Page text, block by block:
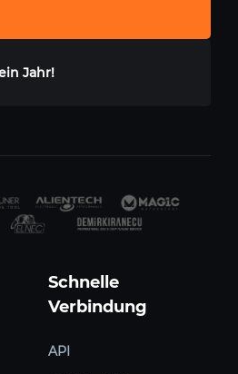
Jahr!
Schnelle
Verbindung
API